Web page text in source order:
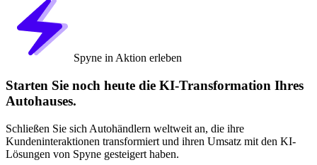
Spyne in Aktion erleben
Starten Sie noch heute die KI-Transformation Ihres
Autohauses.
Schließen Sie sich Autohändlern weltweit an, die ihre
Kundeninteraktionen transformiert und ihren Umsatz mit den KI-
Lösungen von Spyne gesteigert haben.